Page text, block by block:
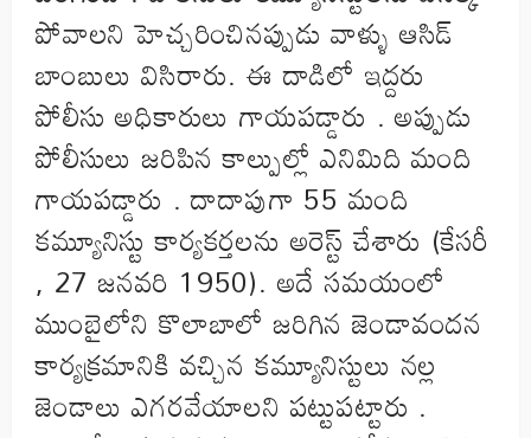
పోవాలని హెచ్చరించినప్పుడు వాళ్ళు ఆసిడ్
బాంబులు విసిరారు. ఈ దాడిలో ఇద్దరు
పోలీసు అధికారులు గాయపడ్డారు . అప్పుడు
పోలీసులు జరిపిన కాల్పుల్లో ఎనిమిది మంది
గాయపడ్డారు . దాదాపుగా 55 మంది
కమ్యూనిస్టు కార్యకర్తలను అరెస్ట్ చేశారు (కేసరీ
, 27 జనవరి 1950). అదే సమయంలో
ముంబైలోని కొలాబాలో జరిగిన జెండావందన
కార్యక్రమానికి వచ్చిన కమ్యూనిస్టులు నల్ల
జెండాలు ఎగరవేయాలని పట్టుపట్టారు .